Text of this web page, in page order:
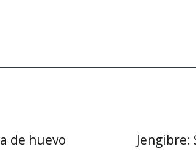
de huevo